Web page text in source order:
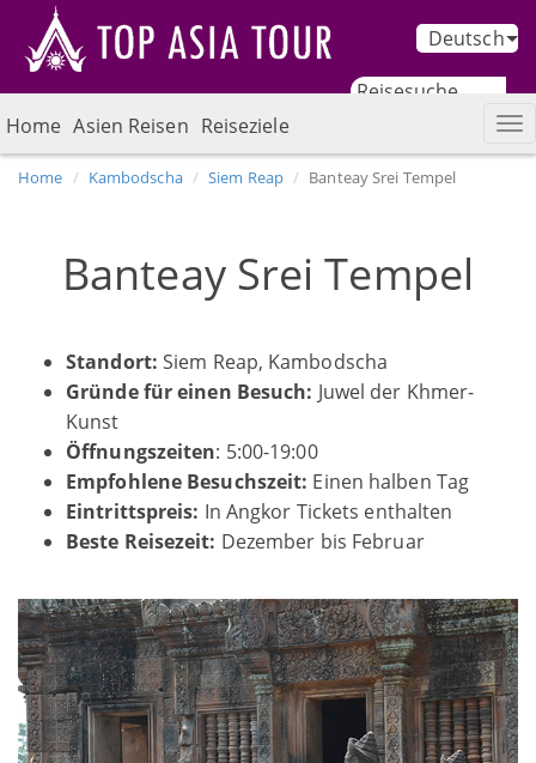
Deutsch
Home Asien Reisen Reiseziele
Home Kambodscha Siem Reap Banteay Srei Tempel
Banteay Srei Tempel
Standort: Siem Reap, Kambodscha
Gründe für einen Besuch: Juwel der Khmer-
Kunst
Öffnungszeiten: 5:00-19:00
Empfohlene Besuchszeit: Einen halben Tag
Eintrittspreis: In Angkor Tickets enthalten
Beste Reisezeit: Dezember bis Februar